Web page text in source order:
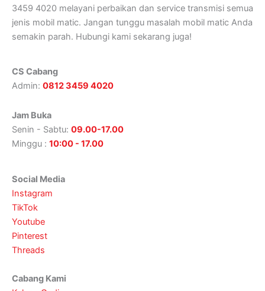
3459 4020 melayani perbaikan dan service transmisi semua
jenis mobil matic. Jangan tunggu masalah mobil matic Anda
semakin parah. Hubungi kami sekarang juga!
CS Cabang
Admin: 0812 3459 4020
Jam Buka
Senin - Sabtu: 09.00-17.00
Minggu : 10:00 - 17.00
Social Media
Instagram
TikTok
Youtube
Pinterest
Threads
Cabang Kami